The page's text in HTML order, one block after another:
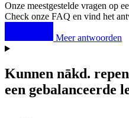
Onze meestgestelde vragen op
Check onze FAQ en vind het
Meer antwoorden
Kunnen nākd.
een gebalanceerde